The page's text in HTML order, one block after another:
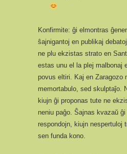
Konfirmite: ĝi elmontras
ŝajnigantoj en publikaj
ne plu ekzistas strato en
estas unu el la plej malbonaj
povus eltiri. Kaj en Zaragozo
memortabulo, sed skulptaĵo.
kiujn ĝi proponas tute ne
neniu paĝo. Ŝajnas kvazaŭ ĝi
respondojn, kiujn nespertuloj
sen funda kono.